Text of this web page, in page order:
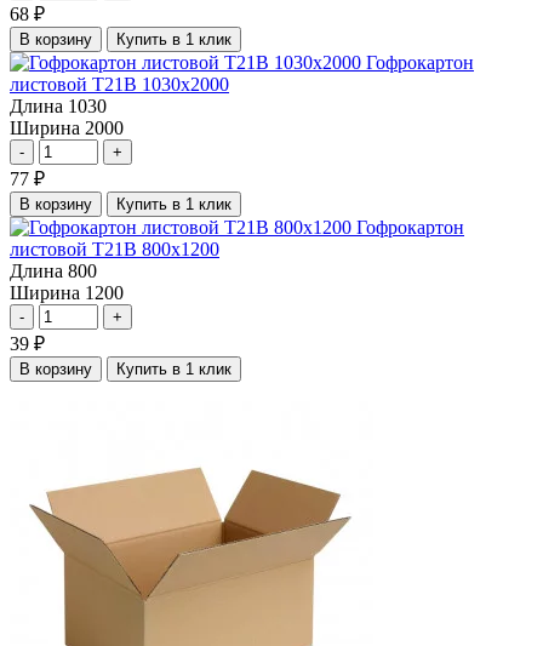
68 ₽
В корзину Купить в 1 клик
Гофрокартон
листовой Т21В 1030х2000
Длина 1030
Ширина 2000
- +
77 ₽
В корзину Купить в 1 клик
Гофрокартон
листовой Т21В 800х1200
Длина 800
Ширина 1200
- +
39 ₽
В корзину Купить в 1 клик